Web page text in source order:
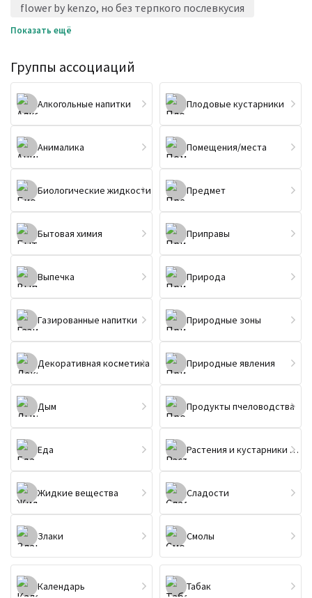
flower by kenzo, но без терпкого послевкусия
Показать ещё
Группы ассоциаций
Алкогольные напитки
Анималика
Биологические жидкости
Бытовая химия
Выпечка
Газированные напитки
Декоративная косметика
Дым
Еда
Жидкие вещества
Злаки
Календарь
Плодовые кустарники
Помещения/места
Предмет
Приправы
Природа
Природные зоны
Природные явления
Продукты пчеловодства
Растения и кустарники (не цветы)
Сладости
Смолы
Табак